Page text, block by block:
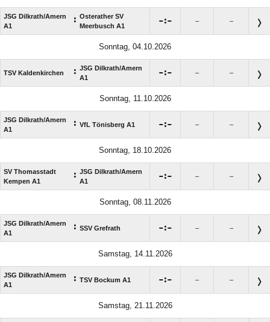
JSG Dilkrath/​Amern
A1
: Osterather SV
Meerbusch A1
: – –
Sonntag, 04.10.2026
TSV Kaldenkirchen : JSG Dilkrath/​Amern
A1
: – –
Sonntag, 11.10.2026
JSG Dilkrath/​Amern
A1
: VfL Tönisberg A1 : – –
Sonntag, 18.10.2026
SV Thomasstadt
Kempen A1
: JSG Dilkrath/​Amern
A1
: – –
Sonntag, 08.11.2026
JSG Dilkrath/​Amern
A1
: SSV Grefrath : – –
Samstag, 14.11.2026
JSG Dilkrath/​Amern
A1
: TSV Bockum A1 : – –
Samstag, 21.11.2026